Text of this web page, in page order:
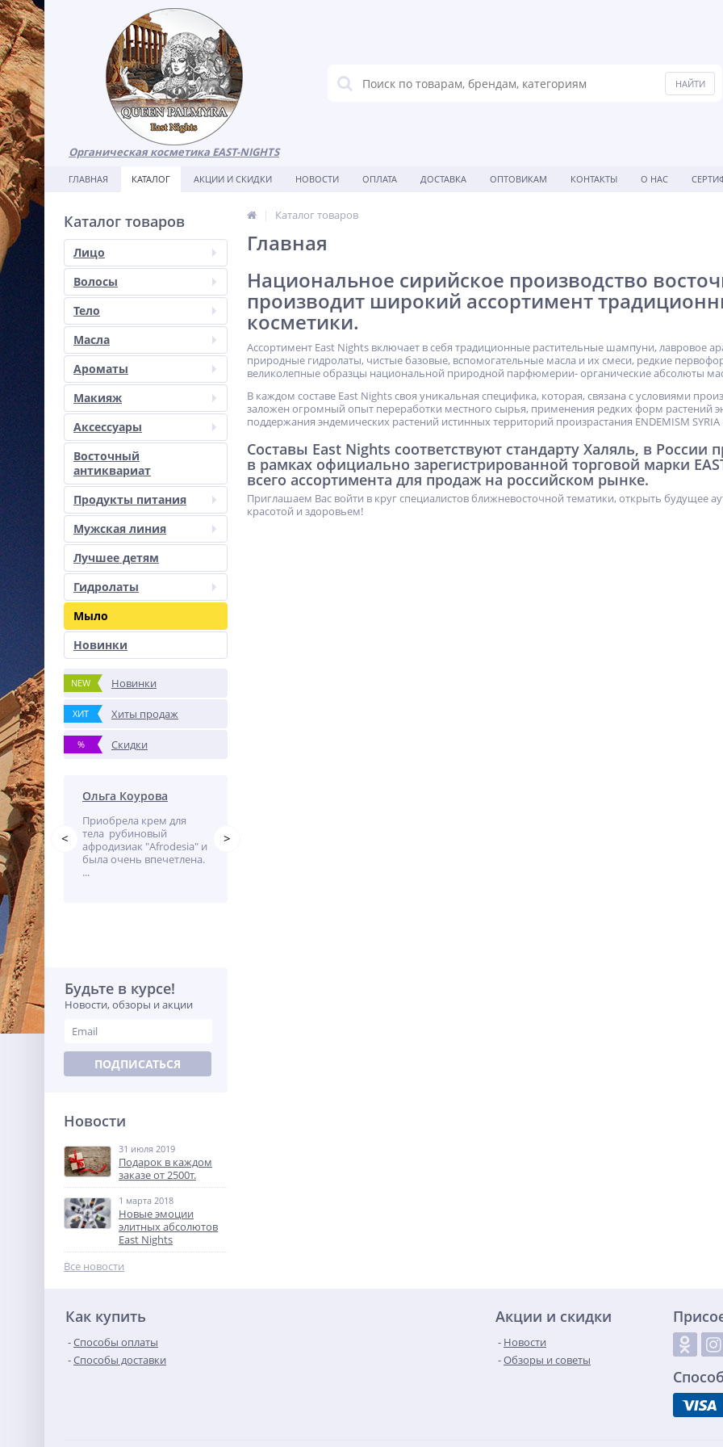
Органическая косметика EAST-NIGHTS
ГЛАВНАЯ КАТАЛОГ АКЦИИ И СКИДКИ НОВОСТИ ОПЛАТА ДОСТАВКА ОПТОВИКАМ КОНТАКТЫ О НАС
Каталог товаров
Лицо
Волосы
Тело
Масла
Ароматы
Макияж
Аксессуары
Восточный
антиквариат
Продукты питания
Мужская линия
Лучшее детям
Гидролаты
Мыло
Новинки
NEW Новинки
ХИТ Хиты продаж
% Скидки
<
Ольга Коурова
Приобрела крем для
тела рубиновый
aфродизиак "Afrodesia" и
была очень впечетлена.
...
>
Будьте в курсе!
Новости, обзоры и акции
ПОДПИСАТЬСЯ
Новости
31 июля 2019
Подарок в каждом
заказе от 2500т.
1 марта 2018
Новые эмоции
элитных абсолютов
East Nights
Все новости
Каталог товаров
Главная
Национальное сирийское производство
производит широкий ассортимент
косметики.
Ассортимент East Nights включает в себя традиционные растительные шампуни, лавровое
природные гидролаты, чистые базовые, вспомогательные масла и их смеси, редкие
великолепные образцы национальной природной парфюмерии- органические абсолюты
В каждом составе East Nights своя уникальная специфика, которая, связана с условиями
заложен огромный опыт переработки местного сырья, применения редких форм растений
поддержания эндемических растений истинных территорий произрастания ENDEMISM SYRIA
Составы East Nights соответствуют стандарту Халяль, в России
в рамках официально зарегистрированной торговой марки
всего ассортимента для продаж на российском рынке.
Приглашаем Вас войти в круг специалистов ближневосточной тематики, открыть будущее
красотой и здоровьем!
Как купить
Способы оплаты
Способы доставки
Акции и скидки
Новости
Обзоры и советы